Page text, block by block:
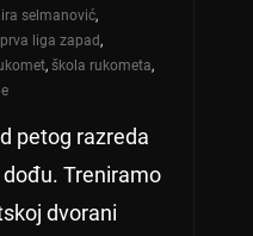
selmanović,
prva liga zapad,
, škola rukometa,
petog razreda
Treniramo
dvorani